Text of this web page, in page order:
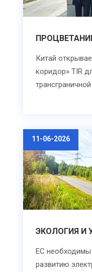
Китай
коридор» TIR
11-06-2026
ЭКОЛОГИЯ И
ЕС необходимы
развитию